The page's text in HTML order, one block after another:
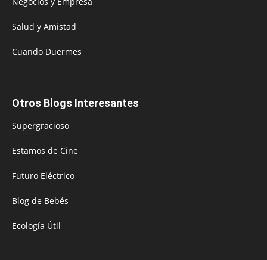
Salud y Amistad
Cuando Duermes
Otros Blogs Interesantes
Supergracioso
Estamos de Cine
Futuro Eléctrico
Blog de Bebés
Ecología Útil